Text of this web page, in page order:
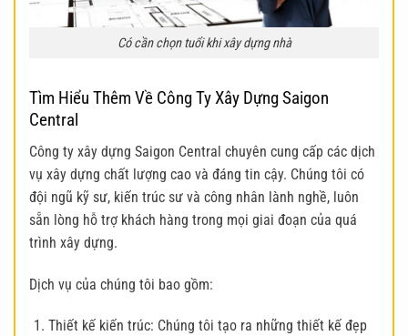
Có cần chọn tuổi khi xây dựng nhà
Tìm Hiểu Thêm Về Công Ty Xây Dựng Saigon
Central
Công ty xây dựng Saigon Central chuyên cung cấp các dịch
vụ xây dựng chất lượng cao và đáng tin cậy. Chúng tôi có
đội ngũ kỹ sư, kiến trúc sư và công nhân lành nghề, luôn
sẵn lòng hỗ trợ khách hàng trong mọi giai đoạn của quá
trình xây dựng.
Dịch vụ của chúng tôi bao gồm:
Thiết kế kiến trúc: Chúng tôi tạo ra những thiết kế đẹp